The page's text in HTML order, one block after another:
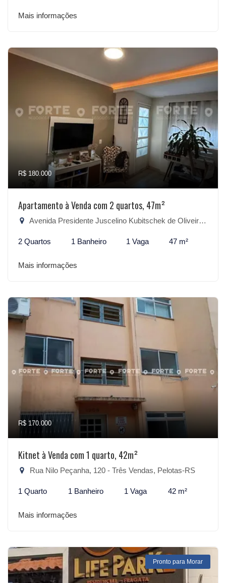
Mais informações
R$ 180.000
Apartamento à Venda com 2 quartos, 47m²
Avenida Presidente Juscelino Kubitschek de Oliveira, 2200 - São Gonçalo, Pelotas-RS
2 Quartos 1 Banheiro 1 Vaga 47 m²
Mais informações
R$ 170.000
Kitnet à Venda com 1 quarto, 42m²
Rua Nilo Peçanha, 120 - Três Vendas, Pelotas-RS
1 Quarto 1 Banheiro 1 Vaga 42 m²
Mais informações
Pronto para Morar